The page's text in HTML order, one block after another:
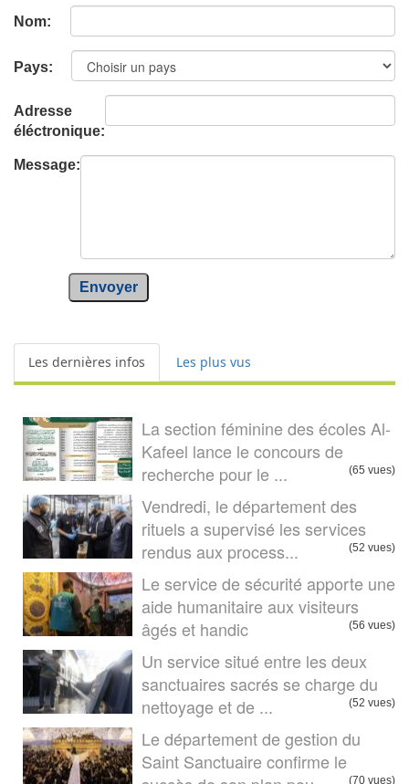
Nom:
Pays:
Adresse
éléctronique:
Message:
Envoyer
Les dernières infos Les plus vus
La section féminine des écoles Al-
Kafeel lance le concours de
recherche pour le ...
(65 vues)
Vendredi, le département des
rituels a supervisé les services
rendus aux process...
(52 vues)
Le service de sécurité apporte une
aide humanitaire aux visiteurs
âgés et handic
(56 vues)
Un service situé entre les deux
sanctuaires sacrés se charge du
nettoyage et de ...
(52 vues)
Le département de gestion du
Saint Sanctuaire confirme le
(70 vues)